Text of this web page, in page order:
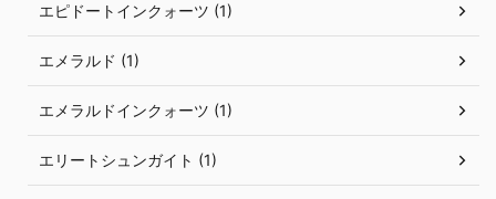
エピドートインクォーツ (1)
エメラルド (1)
エメラルドインクォーツ (1)
エリートシュンガイト (1)